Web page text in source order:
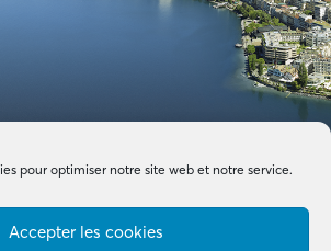
pour optimiser notre site web et notre service.
Accepter les cookies